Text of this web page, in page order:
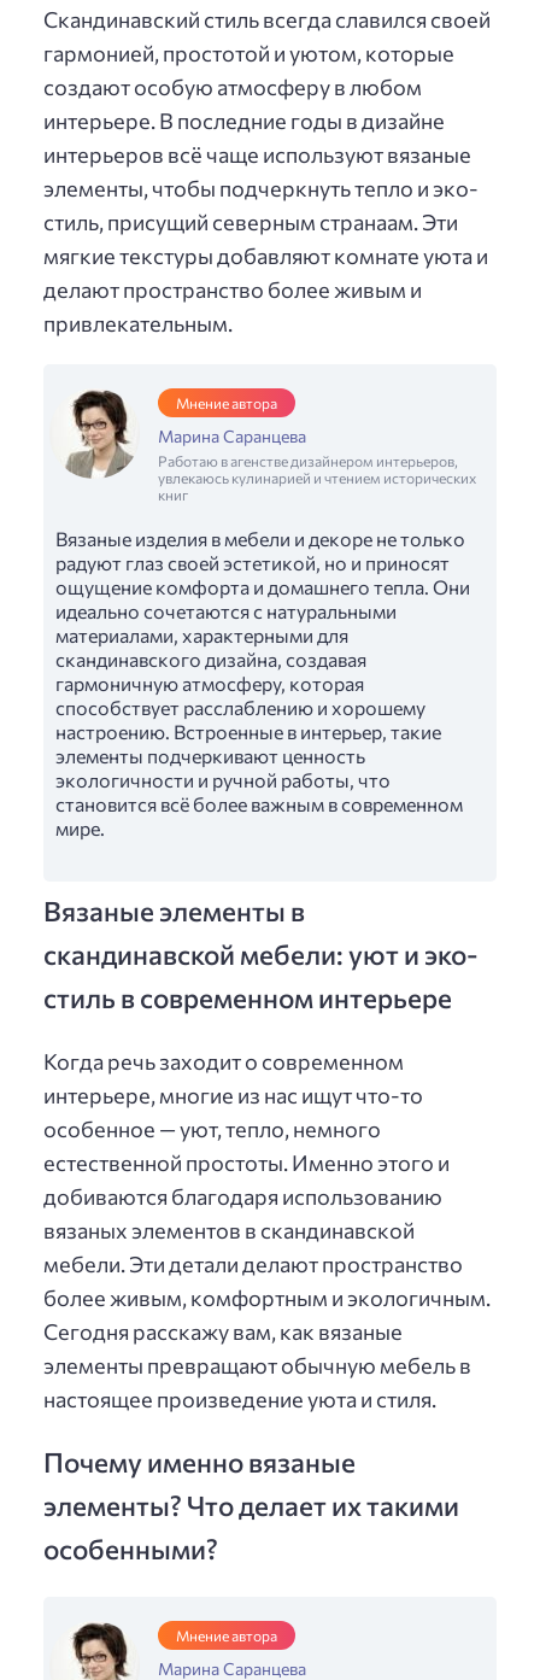
Скандинавский стиль всегда славился своей
гармонией, простотой и уютом, которые
создают особую атмосферу в любом
интерьере. В последние годы в дизайне
интерьеров всё чаще используют вязаные
элементы, чтобы подчеркнуть тепло и эко-
стиль, присущий северным странаам. Эти
мягкие текстуры добавляют комнате уюта и
делают пространство более живым и
привлекательным.
Мнение автора
Марина Саранцева
Работаю в агенстве дизайнером интерьеров,
увлекаюсь кулинарией и чтением исторических
книг
Вязаные изделия в мебели и декоре не только
радуют глаз своей эстетикой, но и приносят
ощущение комфорта и домашнего тепла. Они
идеально сочетаются с натуральными
материалами, характерными для
скандинавского дизайна, создавая
гармоничную атмосферу, которая
способствует расслаблению и хорошему
настроению. Встроенные в интерьер, такие
элементы подчеркивают ценность
экологичности и ручной работы, что
становится всё более важным в современном
мире.
Вязаные элементы в
скандинавской мебели: уют и эко-
стиль в современном интерьере
Когда речь заходит о современном
интерьере, многие из нас ищут что-то
особенное — уют, тепло, немного
естественной простоты. Именно этого и
добиваются благодаря использованию
вязаных элементов в скандинавской
мебели. Эти детали делают пространство
более живым, комфортным и экологичным.
Сегодня расскажу вам, как вязаные
элементы превращают обычную мебель в
настоящее произведение уюта и стиля.
Почему именно вязаные
элементы? Что делает их такими
особенными?
Мнение автора
Марина Саранцева